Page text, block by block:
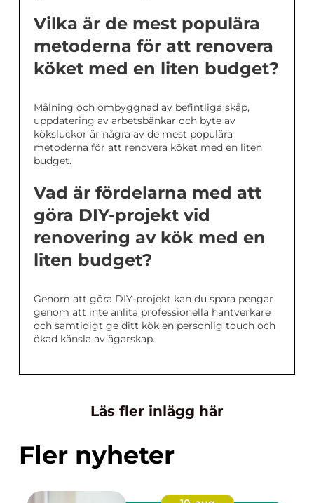
Vilka är de mest populära
metoderna för att renovera
köket med en liten budget?
Målning och ombyggnad av befintliga skåp,
uppdatering av arbetsbänkar och byte av
köksluckor är några av de mest populära
metoderna för att renovera köket med en liten
budget.
Vad är fördelarna med att
göra DIY-projekt vid
renovering av kök med en
liten budget?
Genom att göra DIY-projekt kan du spara pengar
genom att inte anlita professionella hantverkare
och samtidigt ge ditt kök en personlig touch och
ökad känsla av ägarskap.
Läs fler inlägg här
Fler nyheter